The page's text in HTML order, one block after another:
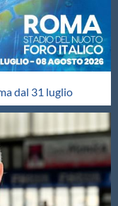
dal 31 luglio